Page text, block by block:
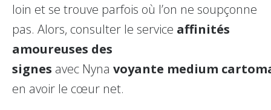
loin et se trouve parfois où l’on ne soupçonne
pas. Alors, consulter le service affinités
amoureuses des
signes avec Nyna voyante medium
en avoir le cœur net.